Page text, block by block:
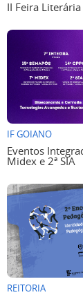
II Feira
IF GOIANO
Eventos
Midex e 2ª SIA
REITORIA